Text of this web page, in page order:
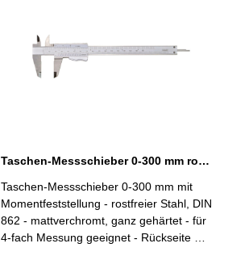
Taschen-Messschieber 0-300 mm rostfreier Stahl DIN 862
Taschen-Messschieber 0-300 mm mit
Momentfeststellung - rostfreier Stahl, DIN
862 - mattverchromt, ganz gehärtet - für
4-fach Messung geeignet - Rückseite mit